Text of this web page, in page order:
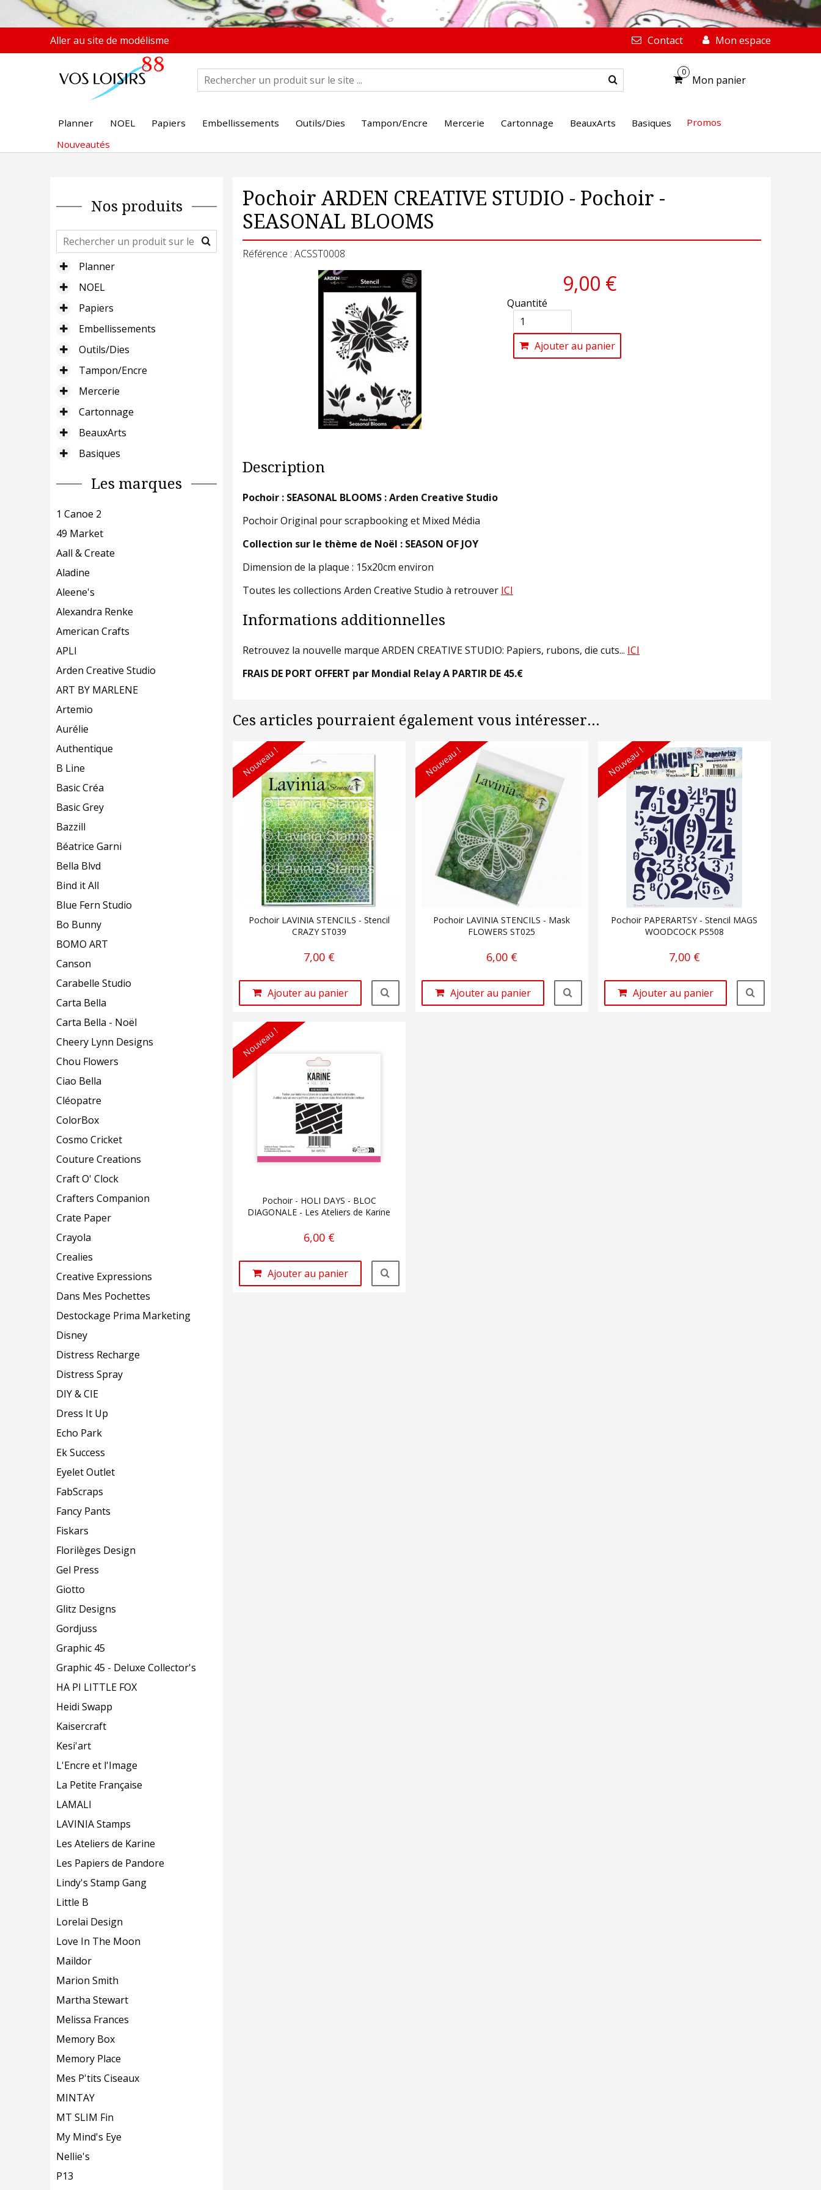
Aller au site de modélisme Contact Mon espace
0
Mon panier
Planner NOEL Papiers Embellissements Outils/Dies Tampon/Encre Mercerie Cartonnage BeauxArts Basiques
Promos
Nouveautés
Nos produits
Planner
NOEL
Papiers
Embellissements
Outils/Dies
Tampon/Encre
Mercerie
Cartonnage
BeauxArts
Basiques
Les marques
1 Canoe 2
49 Market
Aall & Create
Aladine
Aleene's
Alexandra Renke
American Crafts
APLI
Arden Creative Studio
ART BY MARLENE
Artemio
Aurélie
Authentique
B Line
Basic Créa
Basic Grey
Bazzill
Béatrice Garni
Bella Blvd
Bind it All
Blue Fern Studio
Bo Bunny
BOMO ART
Canson
Carabelle Studio
Carta Bella
Carta Bella - Noël
Cheery Lynn Designs
Chou Flowers
Ciao Bella
Cléopatre
ColorBox
Cosmo Cricket
Couture Creations
Craft O' Clock
Crafters Companion
Crate Paper
Crayola
Crealies
Creative Expressions
Dans Mes Pochettes
Destockage Prima Marketing
Disney
Distress Recharge
Distress Spray
DIY & CIE
Dress It Up
Echo Park
Ek Success
Eyelet Outlet
FabScraps
Fancy Pants
Fiskars
Florilèges Design
Gel Press
Giotto
Glitz Designs
Gordjuss
Graphic 45
Graphic 45 - Deluxe Collector's
HA PI LITTLE FOX
Heidi Swapp
Kaisercraft
Kesi'art
L'Encre et l'Image
La Petite Française
LAMALI
LAVINIA Stamps
Les Ateliers de Karine
Les Papiers de Pandore
Lindy's Stamp Gang
Little B
Lorelai Design
Love In The Moon
Maildor
Marion Smith
Martha Stewart
Melissa Frances
Memory Box
Memory Place
Mes P'tits Ciseaux
MINTAY
MT SLIM Fin
My Mind's Eye
Nellie's
P13
Pochoir ARDEN CREATIVE STUDIO - Pochoir -
SEASONAL BLOOMS
Référence : ACSST0008
9,00 €
Quantité
Ajouter au panier
Description
Pochoir : SEASONAL BLOOMS : Arden Creative Studio
Pochoir Original pour scrapbooking et Mixed Média
Collection sur le thème de Noël : SEASON OF JOY
Dimension de la plaque : 15x20cm environ
Toutes les collections Arden Creative Studio à retrouver ICI
Informations additionnelles
Retrouvez la nouvelle marque ARDEN CREATIVE STUDIO: Papiers, rubons, die cuts... ICI
FRAIS DE PORT OFFERT par Mondial Relay A PARTIR DE 45.€
Ces articles pourraient également vous intéresser...
Nouveau !
Pochoir LAVINIA STENCILS - Stencil
CRAZY ST039
7,00 €
Ajouter au panier
Nouveau !
Pochoir LAVINIA STENCILS - Mask
FLOWERS ST025
6,00 €
Ajouter au panier
Nouveau !
Pochoir PAPERARTSY - Stencil MAGS
WOODCOCK PS508
7,00 €
Ajouter au panier
Nouveau !
Pochoir - HOLI DAYS - BLOC
DIAGONALE - Les Ateliers de Karine
6,00 €
Ajouter au panier